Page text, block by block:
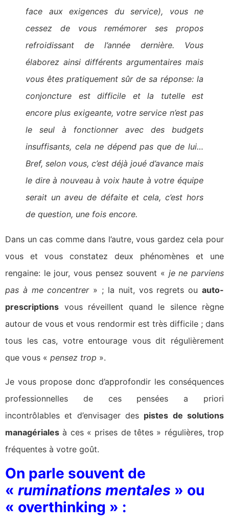
face aux exigences du service), vous ne
cessez de vous remémorer ses propos
refroidissant de l’année dernière. Vous
élaborez ainsi différents argumentaires mais
vous êtes pratiquement sûr de sa réponse: la
conjoncture est difficile et la tutelle est
encore plus exigeante, votre service n’est pas
le seul à fonctionner avec des budgets
insuffisants, cela ne dépend pas que de lui…
Bref, selon vous, c’est déjà joué d’avance mais
le dire à nouveau à voix haute à votre équipe
serait un aveu de défaite et cela, c’est hors
de question, une fois encore.
Dans un cas comme dans l’autre, vous gardez cela pour
vous et vous constatez deux phénomènes et une
rengaine: le jour, vous pensez souvent « je ne parviens
pas à me concentrer» ; la nuit, vos regrets ouauto-
prescriptions vous réveillent quand le silence règne
autour de vous et vous rendormir est très difficile ; dans
tous les cas, votre entourage vous dit régulièrement
que vous « pensez trop ».
Je vous propose donc d’approfondir les conséquences
professionnelles de ces pensées a priori
incontrôlables et d’envisager des pistes de solutions
managériales à ces « prises de têtes » régulières, trop
fréquentes à votre goût.
On parle souvent de
« ruminations mentales » ou
« overthinking » :